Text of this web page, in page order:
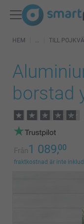
HEM TILL
borstad
Från1 089,00
fraktkostnad är inte